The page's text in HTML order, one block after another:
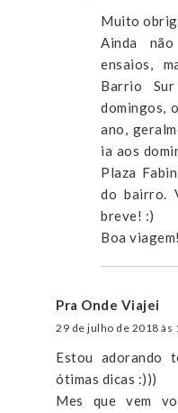
Muito
Ainda
ensaios,
Barrio
domingos,
ano,
ia aos
Plaza
do bairro.
breve! :)
Boa viagem!
Pra Onde Viajei
29 de julho de 2018 às
Estou adorando
ótimas dicas :)))
Mes que vem